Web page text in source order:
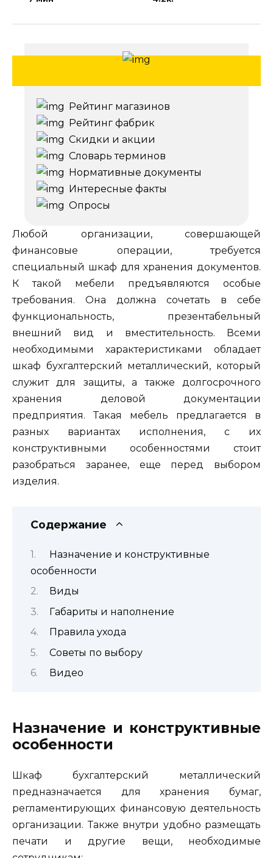
Рейтинг магазинов
Рейтинг фабрик
Скидки и акции
Словарь терминов
Нормативные документы
Интересные факты
Опросы
Любой организации, совершающей
финансовые операции, требуется
специальный шкаф для хранения документов.
К такой мебели предъявляются особые
требования. Она должна сочетать в себе
функциональность, презентабельный
внешний вид и вместительность. Всеми
необходимыми характеристиками обладает
шкаф бухгалтерский металлический, который
служит для защиты, а также долгосрочного
хранения деловой документации
предприятия. Такая мебель предлагается в
разных вариантах исполнения, с их
конструктивными особенностями стоит
разобраться заранее, еще перед выбором
изделия.
Содержание
Назначение и конструктивные
особенности
Виды
Габариты и наполнение
Правила ухода
Советы по выбору
Видео
Назначение и конструктивные
особенности
Шкаф бухгалтерский металлический
предназначается для хранения бумаг,
регламентирующих финансовую деятельность
организации. Также внутри удобно размещать
печати и другие вещи, необходимые